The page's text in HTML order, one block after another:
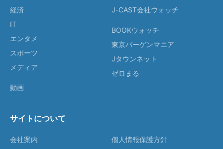
経済
IT
エンタメ
スポーツ
メディア
動画
J-CAST会社ウォッチ
BOOKウォッチ
東京バーゲンマニア
Jタウンネット
ゼロまる
サイトについて
会社案内
個人情報保護方針